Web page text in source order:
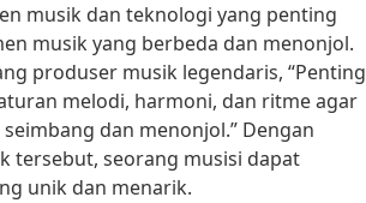
musik dan teknologi yang penting
musik yang berbeda dan menonjol.
produser musik legendaris, “Penting
melodi, harmoni, dan ritme agar
dan menonjol.” Dengan
tersebut, seorang musisi dapat
unik dan menarik.